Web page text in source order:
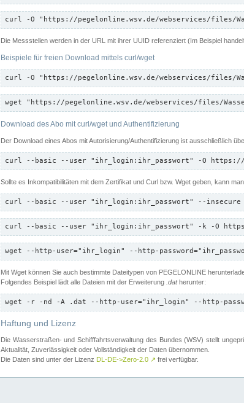
curl -O "https://pegelonline.wsv.de/webservices/files/
Die Messstellen werden in der URL mit ihrer UUID referenziert (Im Beispiel
Beispiele für freien Download mittels curl/wget
curl -O "https://pegelonline.wsv.de/webservices/files/
wget "https://pegelonline.wsv.de/webservices/files/
Download des Abo mit curl/wget und Authentifizierung
Der Download eines Abos mit Autorisierung/Authentifizierung ist ausschließlich
curl --basic --user "ihr_login:ihr_passwort" -O
Sollte es Inkompatibilitäten mit dem Zertifikat und Curl bzw. Wget geben, kann
curl --basic --user "ihr_login:ihr_passwort" --
curl --basic --user "ihr_login:ihr_passwort" -k -O
wget --http-user="ihr_login" --http-
Mit Wget können Sie auch bestimmte Dateitypen von PEGELONLINE
Folgendes Beispiel lädt alle Dateien mit der Erweiterung .datherunter:
wget -r -nd -A .dat --http-user="ihr_login" --http-
Haftung und Lizenz
Die Wasserstraßen- und Schifffahrtsverwaltung des Bundes (WSV) stellt
Aktualität, Zuverlässigkeit oder Vollständigkeit der Daten übernommen.
Die Daten sind unter der Lizenz DL-DE->Zero-2.0 ↗ frei verfügbar.